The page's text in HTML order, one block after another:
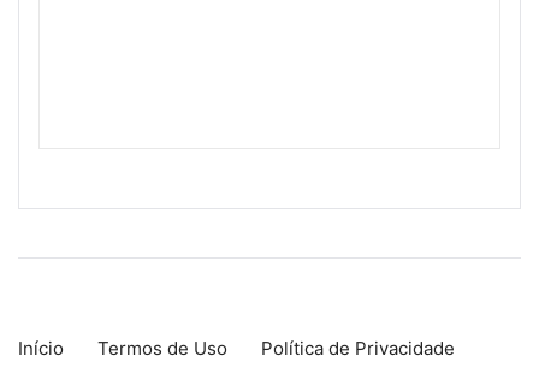
Início Termos de Uso Política de Privacidade